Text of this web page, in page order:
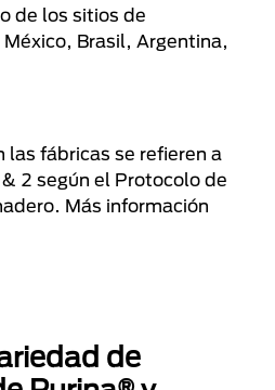
de los sitios de
México, Brasil, Argentina,
las fábricas se refieren a
2 según el Protocolo de
Más información
de